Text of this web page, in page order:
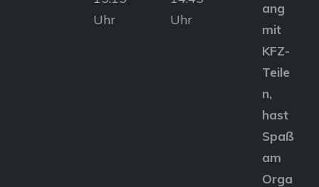
Uhr
Uhr
ang
mit
KFZ-
Teile
n,
hast
Spaß
am
Orga